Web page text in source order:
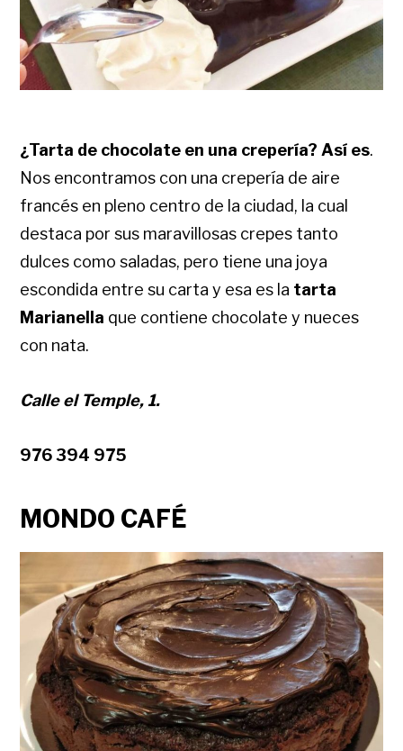
¿Tarta de chocolate en una crepería? Así es.
Nos encontramos con una crepería de aire
francés en pleno centro de la ciudad, la cual
destaca por sus maravillosas crepes tanto
dulces como saladas, pero tiene una joya
escondida entre su carta y esa es la tarta
Marianella que contiene chocolate y nueces
con nata.
Calle el Temple, 1.
976 394 975
MONDO CAFÉ